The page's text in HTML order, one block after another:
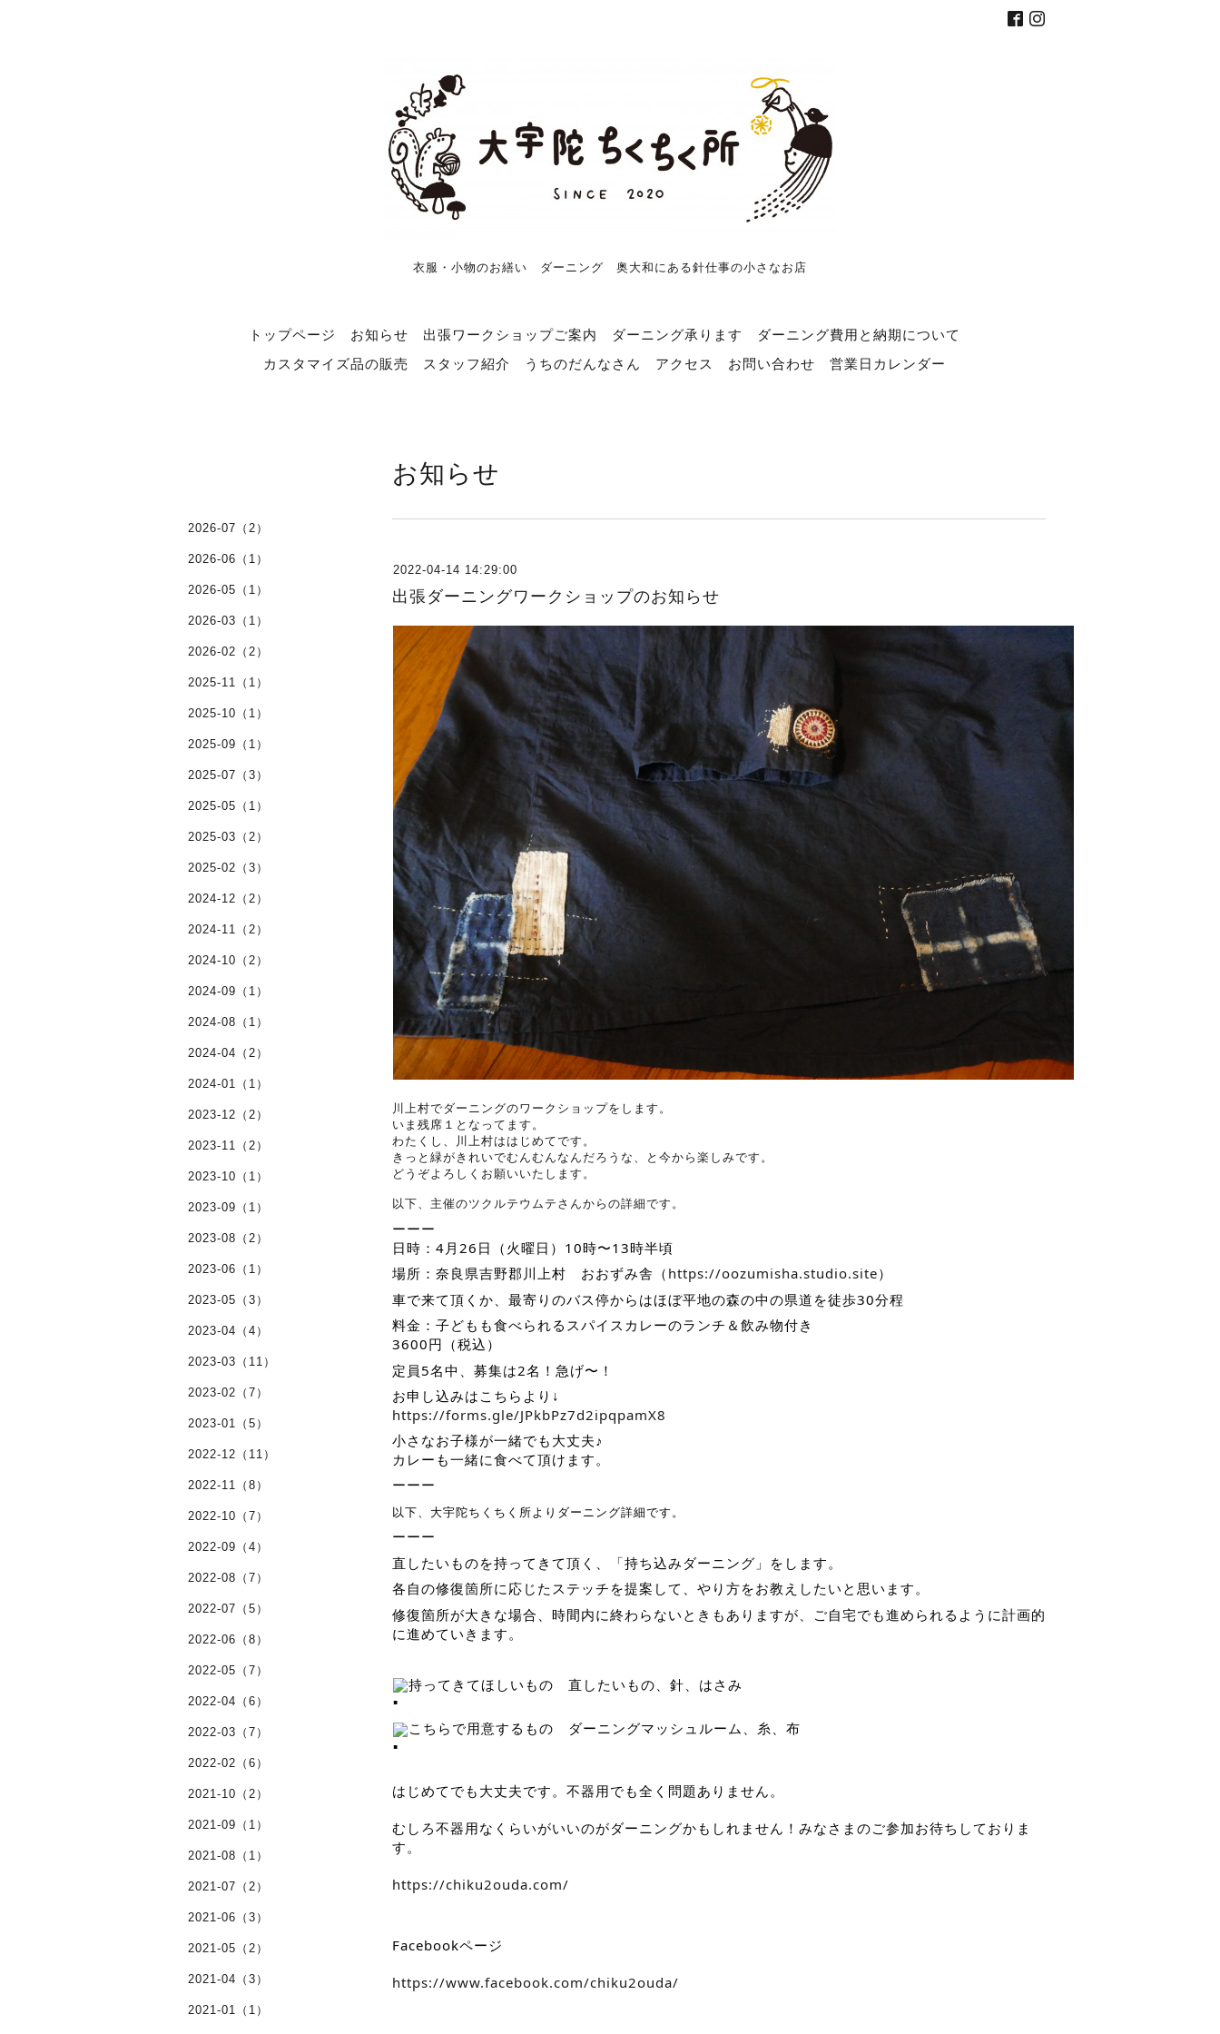
衣服・小物のお繕い ダーニング 奥大和にある針仕事の小さなお店
トップページ お知らせ 出張ワークショップご案内 ダーニング承ります
ダーニング費用と納期について
カスタマイズ品の販売
スタッフ紹介 うちのだんなさん アクセス お問い合わせ 営業日カレンダー
お知らせ
2022-04-14 14:29:00
出張ダーニングワークショップのお知らせ
川上村でダーニングのワークショップをします。
いま残席１となってます。
わたくし、川上村ははじめてです。
きっと緑がきれいでむんむんなんだろうな、と今から楽しみです。
どうぞよろしくお願いいたします。
以下、主催のツクルテウムテさんからの詳細です。
ーーー
日時：4月26日（火曜日）10時〜13時半頃
場所：奈良県吉野郡川上村 おおずみ舎（ https://oozumisha.studio.site）
車で来て頂くか、最寄りのバス停からはほぼ平地の森の中の県道を徒歩30分程
料金：子どもも食べられるスパイスカレーのランチ＆飲み物付き
3600円（税込）
定員5名中、募集は2名！急げ〜！
お申し込みはこちらより↓
https://forms.gle/JPkbPz7d2ipqpamX8
小さなお子様が一緒でも大丈夫♪
カレーも一緒に食べて頂けます。
ーーー
以下、大宇陀ちくちく所よりダーニング詳細です。
ーーー
直したいものを持ってきて頂く、「持ち込みダーニング」をします。
各自の修復箇所に応じたステッチを提案して、やり方をお教えしたいと思います。
修復箇所が大きな場合、時間内に終わらないときもありますが、ご自宅でも進められるように計画的
に進めていきます。
持ってきてほしいもの　直したいもの、針、はさみ
こちらで用意するもの　ダーニングマッシュルーム、糸、布
はじめてでも大丈夫です。不器用でも全く問題ありません。
むしろ不器用なくらいがいいのがダーニングかもしれません！みなさまのご参加お待ちしておりま
す。
https://chiku2ouda.com/
Facebookページ
https://www.facebook.com/chiku2ouda/
2026-07（2）
2026-06（1）
2026-05（1）
2026-03（1）
2026-02（2）
2025-11（1）
2025-10（1）
2025-09（1）
2025-07（3）
2025-05（1）
2025-03（2）
2025-02（3）
2024-12（2）
2024-11（2）
2024-10（2）
2024-09（1）
2024-08（1）
2024-04（2）
2024-01（1）
2023-12（2）
2023-11（2）
2023-10（1）
2023-09（1）
2023-08（2）
2023-06（1）
2023-05（3）
2023-04（4）
2023-03（11）
2023-02（7）
2023-01（5）
2022-12（11）
2022-11（8）
2022-10（7）
2022-09（4）
2022-08（7）
2022-07（5）
2022-06（8）
2022-05（7）
2022-04（6）
2022-03（7）
2022-02（6）
2021-10（2）
2021-09（1）
2021-08（1）
2021-07（2）
2021-06（3）
2021-05（2）
2021-04（3）
2021-01（1）